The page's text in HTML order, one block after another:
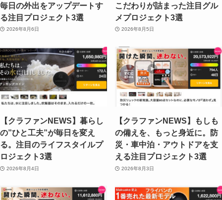
毎日の外出をアップデートす
る注目プロジェクト3選
2026年8月6日
こだわりが詰まった注目グル
メプロジェクト3選
2026年8月5日
【クラファンNEWS】暮らし
の”ひと工夫”が毎日を変え
る。注目のライフスタイルプ
ロジェクト3選
2026年8月4日
【クラファンNEWS】もしも
の備えを、もっと身近に。防
災・車中泊・アウトドアを支
える注目プロジェクト3選
2026年8月3日